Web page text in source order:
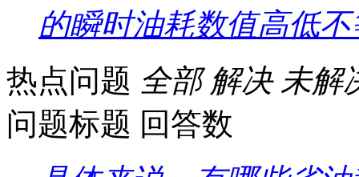
的瞬时油耗数值高低
热点问题 全部 解决 未解
问题标题 回答数